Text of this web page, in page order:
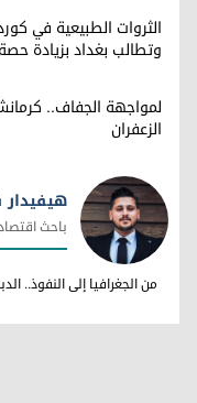
الثروات الطبيعية في
وتطالب بغداد بزيادة
لمواجهة الجفاف..
الزعفران
هيفيدار شعبان
باحث
من الجغرافيا إلى النفوذ..